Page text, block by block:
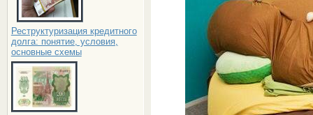
Реструктуризация кредитного
долга: понятие, условия,
основные схемы